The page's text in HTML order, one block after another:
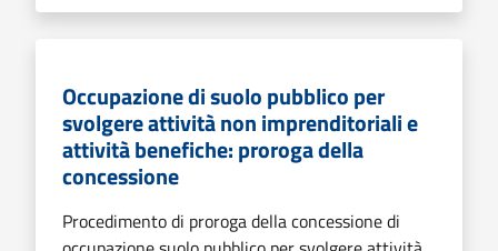
Occupazione di suolo pubblico per
svolgere attività non imprenditoriali e
attività benefiche: proroga della
concessione
Procedimento di proroga della concessione di